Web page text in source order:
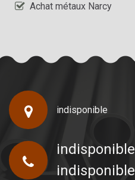
Achat métaux Narcy
indisponible
indisponible
indisponible